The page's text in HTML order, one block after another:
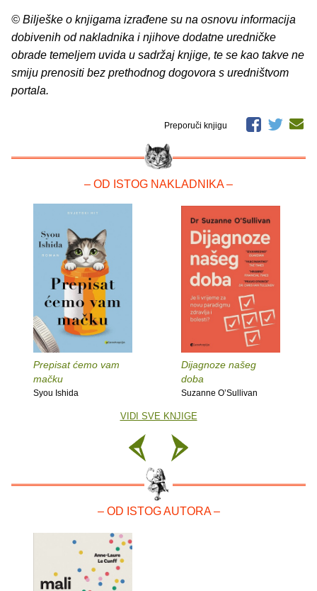
© Bilješke o knjigama izrađene su na osnovu informacija
dobivenih od nakladnika i njihove dodatne uredničke
obrade temeljem uvida u sadržaj knjige, te se kao takve ne
smiju prenositi bez prethodnog dogovora s uredništvom
portala.
Preporuči knjigu
– OD ISTOG NAKLADNIKA –
Prepisat ćemo vam
mačku
Syou Ishida
Dijagnoze našeg
doba
Suzanne O’Sullivan
VIDI SVE KNJIGE
– OD ISTOG AUTORA –